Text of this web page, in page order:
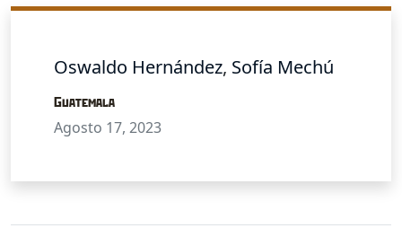
Oswaldo Hernández, Sofía Mechú
Guatemala
Agosto 17, 2023